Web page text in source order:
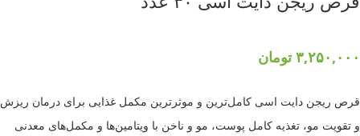
۳,۲۵۰,۰۰۰ تومان
قرص ریجن دایت اسی کامل‌ترین و موثرترین مکمل غذایی برای درمان ریزش
و تقویت مو، تغذیه کامل پوست، مو و ناخن با ویتامین‌ها و مکمل‌های معدنی